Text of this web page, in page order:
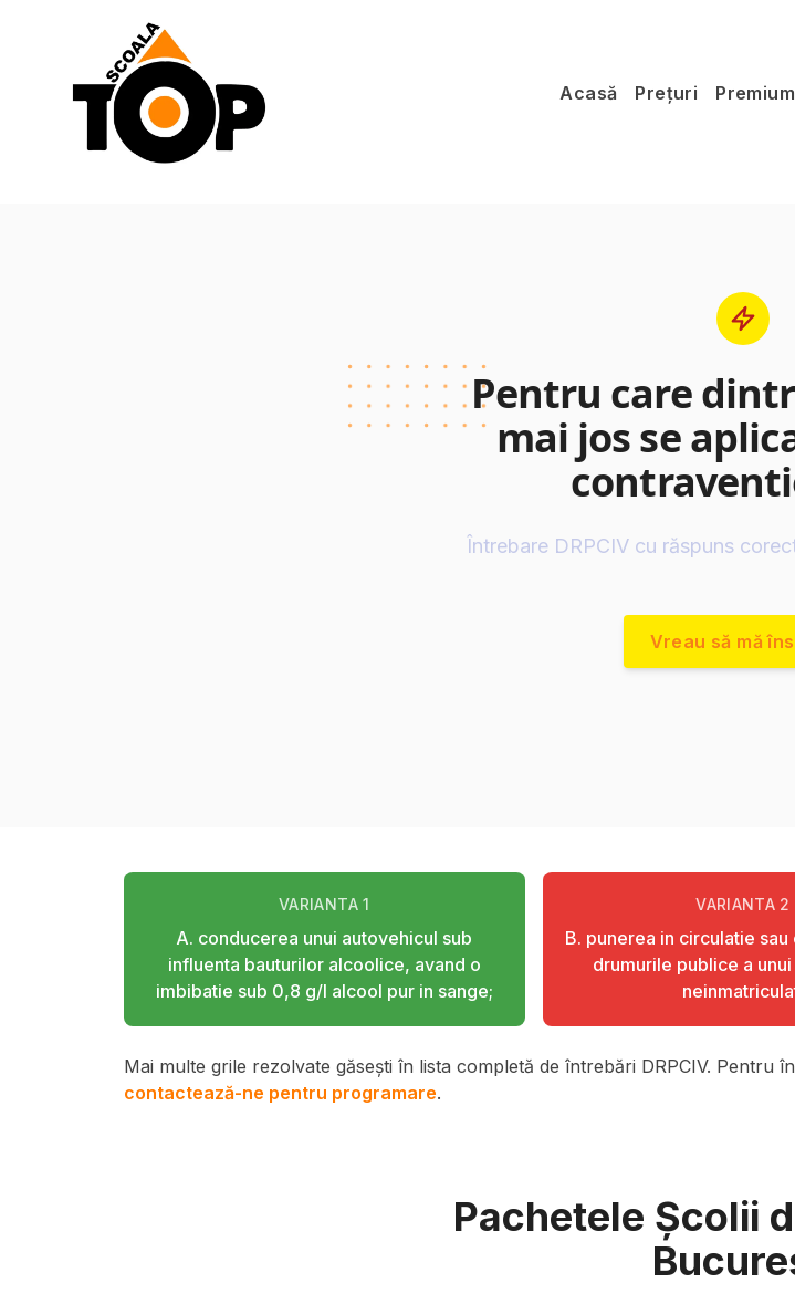
Scoala de Soferi TOP navigation
Acasă Prețuri
Pentru care
mai jos se
Întrebare DRPCIV cu răspuns
Vreau să mă
VARIANTA1
A. conducerea unui autovehicul sub
influenta bauturilor alcoolice, avand o
imbibatie sub 0,8 g/l alcool pur in sange;
VARIANTA 2
B. punerea in circulatie
drumurile publice a
Mai multe grile rezolvate găsești în lista completă de întrebări DRPCIV. Pentru
contactează-ne pentru programare.
Pachetele Școlii